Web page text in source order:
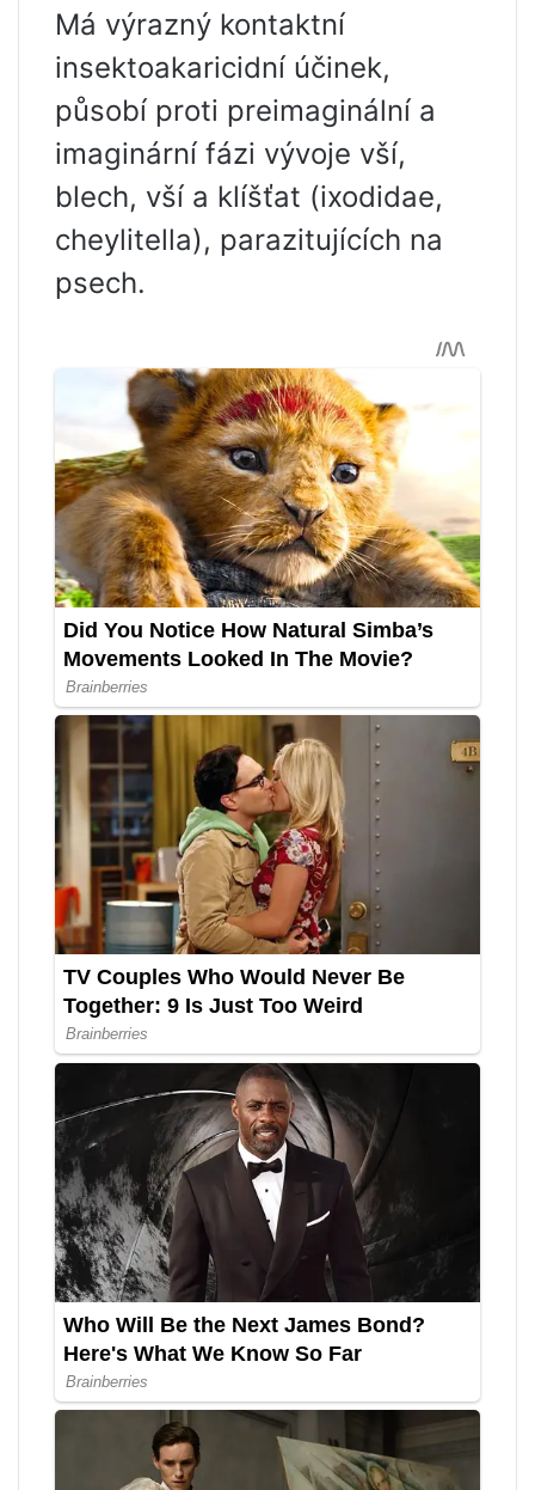
Má výrazný kontaktní
insektoakaricidní účinek,
působí proti preimaginální a
imaginární fázi vývoje vší,
blech, vší a klíšťat (ixodidae,
cheylitella), parazitujících na
psech.